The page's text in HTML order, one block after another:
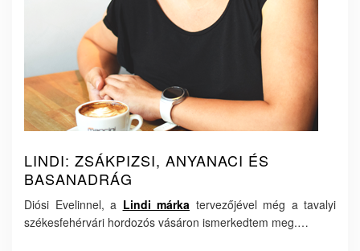
LINDI: ZSÁKPIZSI, ANYANACI ÉS
BASANADRÁG
Diósi Evelinnel, a Lindi márka tervezőjével még a tavalyi
székesfehérvári hordozós vásáron ismerkedtem meg.…